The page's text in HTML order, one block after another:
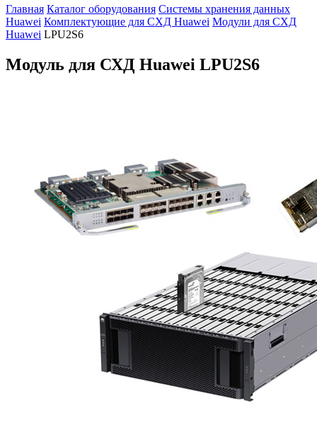
Главная Каталог оборудования Системы хранения данных
Huawei Комплектующие для СХД Huawei Модули для СХД
Huawei LPU2S6
Модуль для СХД Huawei LPU2S6